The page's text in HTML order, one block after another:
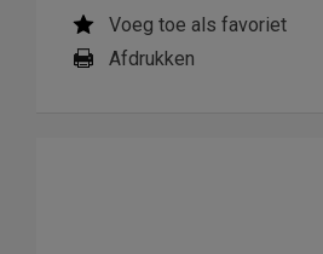
Voeg toe als favoriet
Afdrukken